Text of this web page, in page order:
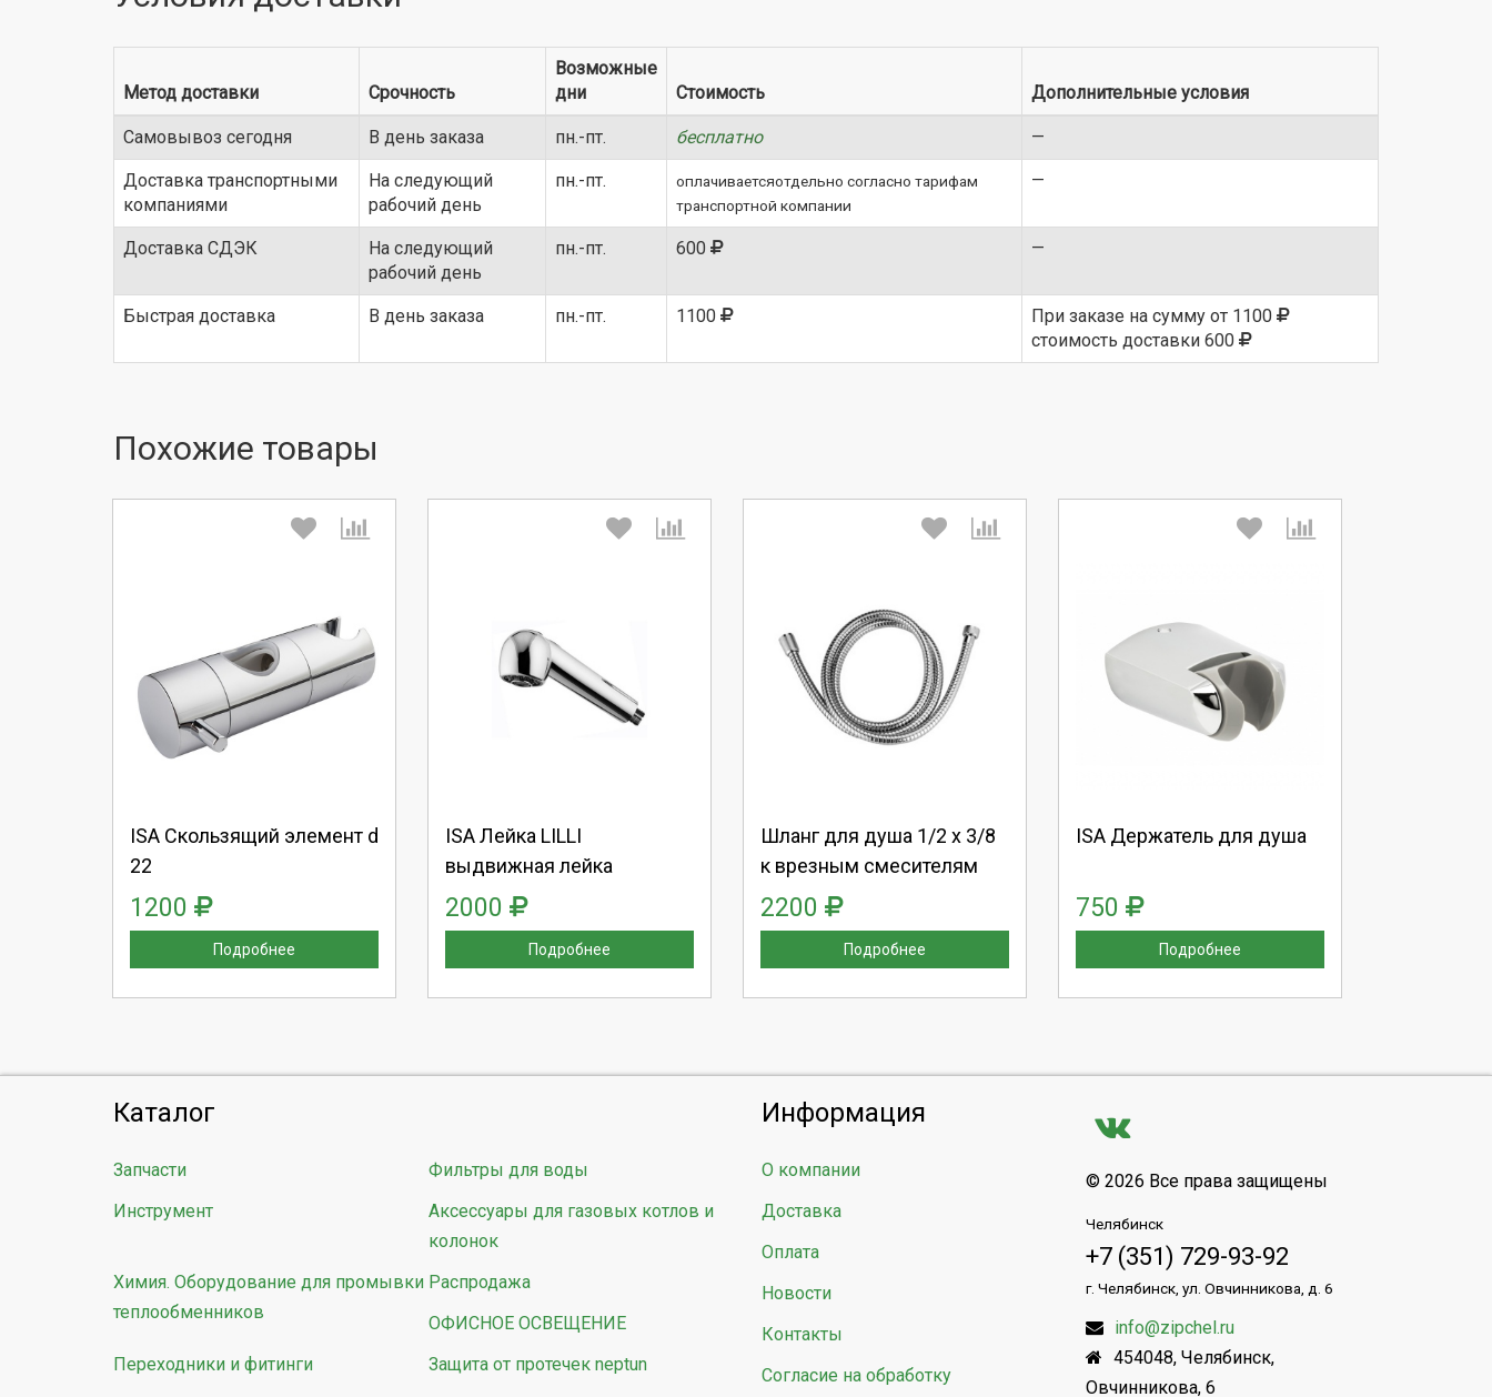
Метод доставки Срочность
Возможные
дни
Стоимость Дополнительные условия
Самовывоз сегодня В день заказа пн.-пт. бесплатно —
Доставка транспортными
компаниями
На следующий
рабочий день
пн.-пт.
оплачиваетсяотдельно согласно тарифам
транспортной компании
—
Доставка СДЭК
На следующий
рабочий день
пн.-пт. 600 —
Быстрая доставка В день заказа пн.-пт. 1100
При заказе на сумму от 1100
стоимость доставки 600
Похожие товары
ISA Скользящий элемент d
22
1200
Подробнее
Выберите количество:
ISA Лейка LILLI
выдвижная лейка
2000
Подробнее
Выберите количество:
Шланг для душа 1/2 х 3/8
к врезным смесителям
2200
Подробнее
Выберите количество:
ISA Держатель для душа
750
Подробнее
Выберите количество:
Каталог
Запчасти
Фильтры для воды
Инструмент
Аксессуары для газовых котлов и
колонок
Химия. Оборудование для промывки
теплообменников
Распродажа
ОФИСНОЕ ОСВЕЩЕНИЕ
Переходники и фитинги
Защита от протечек neptun
Информация
О компании
Доставка
Оплата
Новости
Контакты
Согласие на обработку
© 2026 Все права защищены
Челябинск
+7 (351) 729-93-92
г. Челябинск, ул. Овчинникова, д. 6
info@zipchel.ru
454048, Челябинск,
Овчинникова, 6